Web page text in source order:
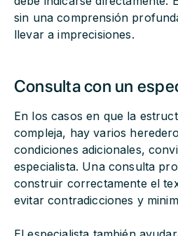
sin una comprensión
llevar a imprecisiones.
Consulta con un
En los casos en que la
compleja, hay varios
condiciones adicionales,
especialista. Una consulta
construir correctamente el
evitar contradicciones y